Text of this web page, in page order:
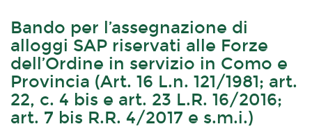
Bando per l’assegnazione di
alloggi SAP riservati alle Forze
dell’Ordine in servizio in Como e
Provincia (Art. 16 L.n. 121/1981; art.
22, c. 4 bis e art. 23 L.R. 16/2016;
art. 7 bis R.R. 4/2017 e s.m.i.)